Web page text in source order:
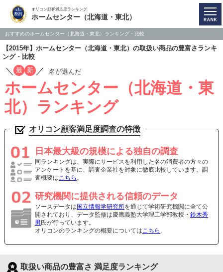
オリコン顧客満足度ランキング
ホームセンター（北海道・東北）
おすすめのホームセンター（北海道・東北）ランキング・比較
【2015年】ホームセンター（北海道・東北）の取扱い商品の豊富さランキ
ング・比較
／ 最 新 ／ 名が選んだ
ホームセンター（北海道・東
北）ランキング
オリコン顧客満足度調査の特徴
日本最大級の規模による独自の調査
同ランキングは、実際にサービスを利用した名の消費者の方々の
アンケートを基に、調査企業社を対象に徹底比較しています。調
査概要はこちら 。
研究機関に提供される信頼のデータ
ソースデータは 国立情報学研究所を通じて学術研究機関に全て公
開されており、データ監修は慶應義塾大学理工学部教授・ 鈴木秀
男 氏が行っています。
オリコンのランキングの概要についてはこちら 。
取扱い商品の豊富さ 満足度ランキング